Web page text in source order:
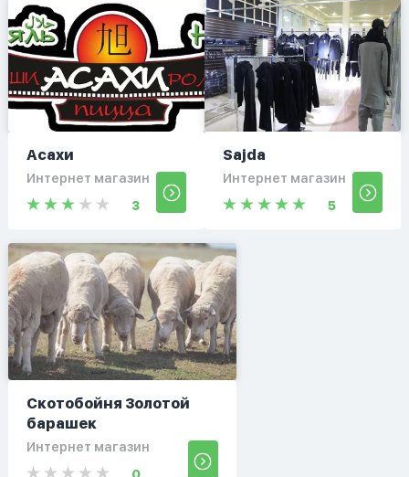
Асахи
Интернет магазин
3
Sajda
Интернет магазин
5
Скотобойня Золотой
барашек
Интернет магазин
0